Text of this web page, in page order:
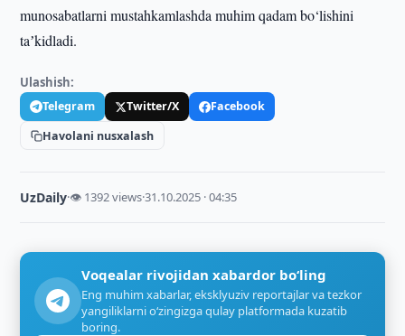
munosabatlarni mustahkamlashda muhim qadam bo‘lishini
taʼkidladi.
Ulashish:
Telegram Twitter/X
Facebook
Havolani nusxalash
UzDaily·👁 1392 views·31.10.2025 · 04:35
Voqealar rivojidan xabardor bo‘ling
Eng muhim xabarlar, eksklyuziv reportajlar va tezkor
yangiliklarni o‘zingizga qulay platformada kuzatib
boring.